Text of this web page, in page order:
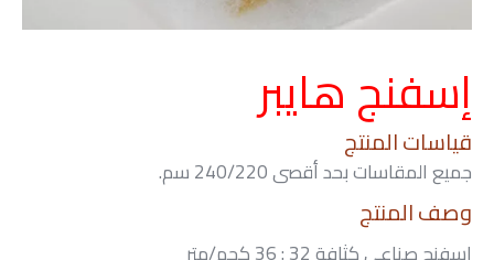
إسفنج هايبر
قياسات المنتج
جميع المقاسات بحد أقصى 240/220 سم.
وصف المنتج